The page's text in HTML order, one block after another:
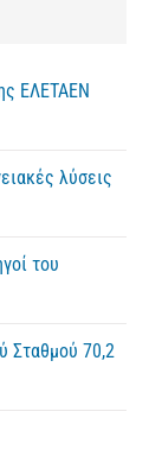
ΕΛΕΤΑΕΝ
λύσεις
του
Σταθμού 70,2